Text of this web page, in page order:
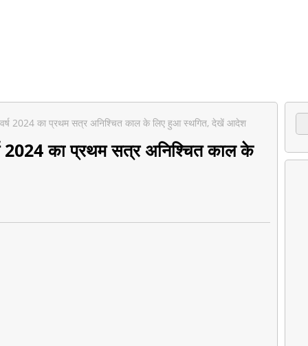
वर्ष 2024 का प्रथम सत्र अनिश्चित काल के लिए हुआ स्थगित, देखें आदेश
2024 का प्रथम सत्र अनिश्चित काल के